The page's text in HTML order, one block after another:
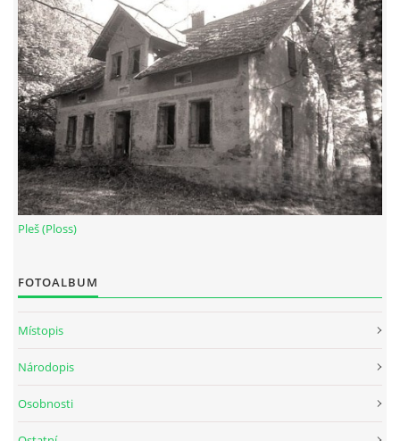
Pleš (Ploss)
FOTOALBUM
Místopis
Národopis
Osobnosti